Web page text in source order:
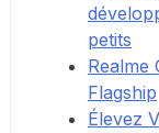
petits
Realme
Flagship
Élevez